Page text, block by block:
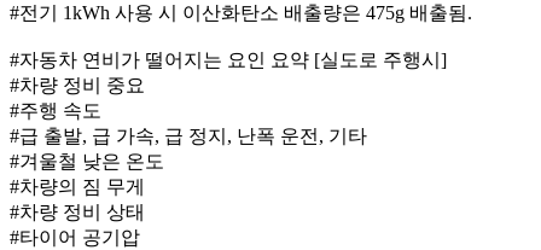
#전기 1kWh 사용 시 이산화탄소 배출량은 475g 배출됨.
#자동차 연비가 떨어지는 요인 요약 [실도로 주행시]
#차량 정비 중요
#주행 속도
#급 출발, 급 가속, 급 정지, 난폭 운전, 기타
#겨울철 낮은 온도
#차량의 짐 무게
#차량 정비 상태
#타이어 공기압